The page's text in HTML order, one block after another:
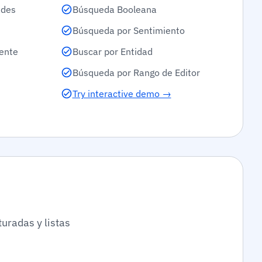
Búsqueda Booleana
Búsqueda por Sentimiento
Buscar por Entidad
Búsqueda por Rango de Editor
Try interactive demo →
y listas